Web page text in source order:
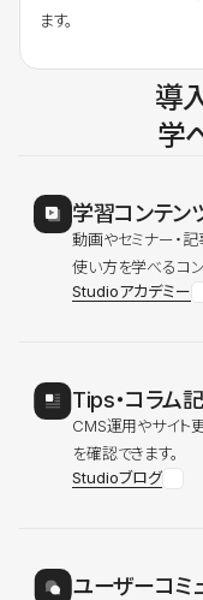
ます。
導
学
学習コンテン
動画やセミナー・記
使い方を学べるコ
Studioアカデミー
Tips・コラム
CMS運用やサイト
を確認できます。
Studioブログ
ユーザーコミ